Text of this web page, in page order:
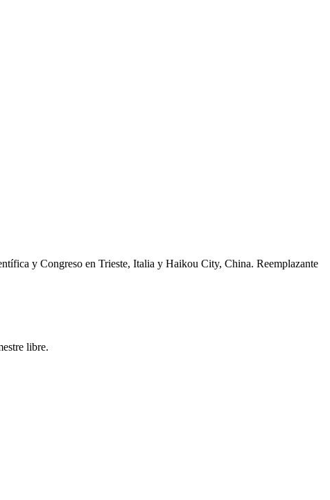
y Congreso en Trieste, Italia y Haikou City, China. Reemplazante
libre.